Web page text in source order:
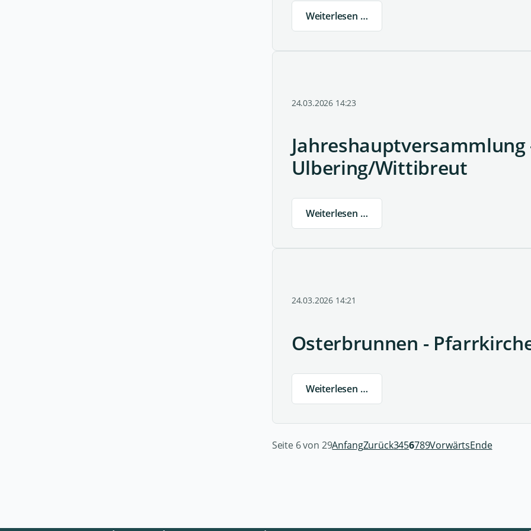
Weiterlesen …
24.03.2026 14:23
Jahreshauptversammlung
Ulbering/Wittibreut
Weiterlesen …
24.03.2026 14:21
Osterbrunnen -
Weiterlesen …
Seite 6 von 29AnfangZurück3456789VorwärtsEnde